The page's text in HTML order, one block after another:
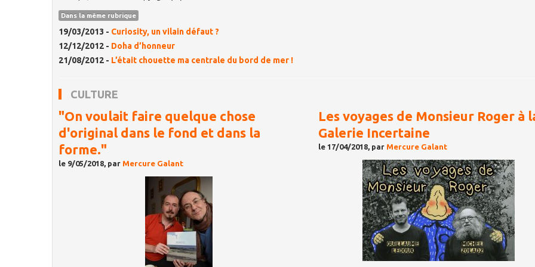
Dans la même rubrique
19/03/2013 - Curiosity, un vilain défaut ?
12/12/2012 - Doha d’honneur
21/08/2012 - L’était chouette ma centrale du bord de mer !
CULTURE
"On voulait faire quelque chose
d'original dans le fond et dans la
forme."
le 9/05/2018, par Mercure Galant
Les voyages de Monsieur Roger à
Galerie Incertaine
le 17/04/2018, par Mercure Galant